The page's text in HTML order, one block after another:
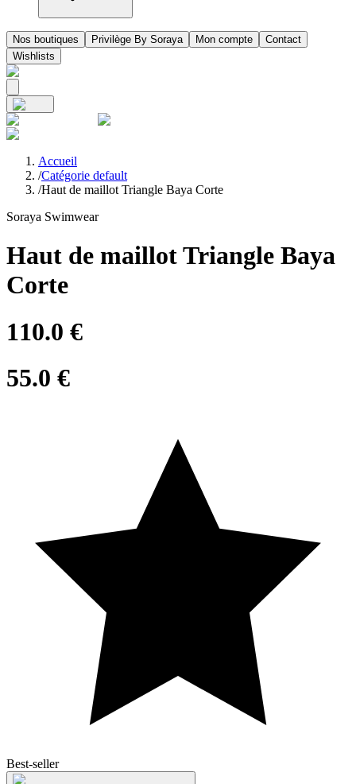
Nos boutiques Privilège By Soraya Mon compte
Contact
Wishlists
Accueil
/Catégorie default
/Haut de maillot Triangle Baya Corte
Soraya Swimwear
Haut de maillot Triangle Baya
Corte
110.0 €
55.0 €
Best-seller